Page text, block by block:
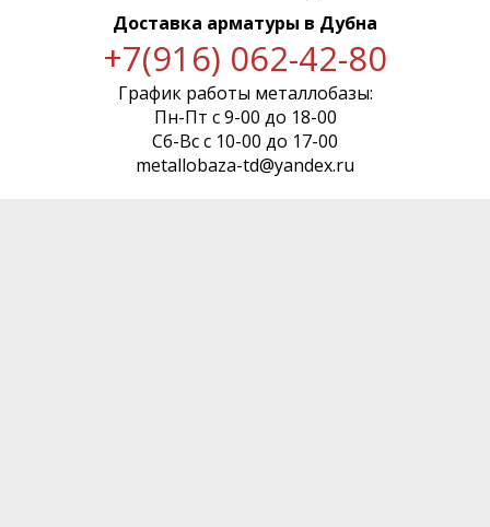
Доставка арматуры в Дубна
+7(916) 062-42-80
График работы металлобазы:
Пн-Пт с 9-00 до 18-00
Сб-Вс с 10-00 до 17-00
metallobaza-td@yandex.ru